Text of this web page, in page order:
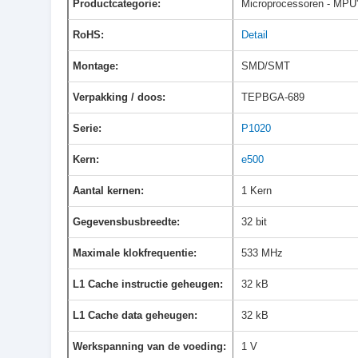
Productcategorie: Microprocessoren -
RoHS: Detail
Montage: SMD/SMT
Verpakking / doos: TEPBGA-689
Serie: P1020
Kern: e500
Aantal kernen: 1 Kern
Gegevensbusbreedte: 32 bit
Maximale klokfrequentie: 533 MHz
L1 Cache instructie geheugen: 32 kB
L1 Cache data geheugen: 32 kB
Werkspanning van de voeding: 1 V